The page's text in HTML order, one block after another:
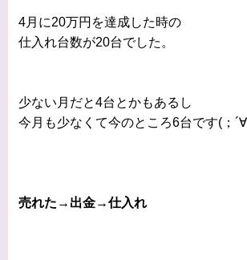
4月に20万円を達成した時の
仕入れ台数が20台でした。
少ない月だと4台とかもあるし
今月も少なくて今のところ6台です(；
売れた→出金→仕入れ